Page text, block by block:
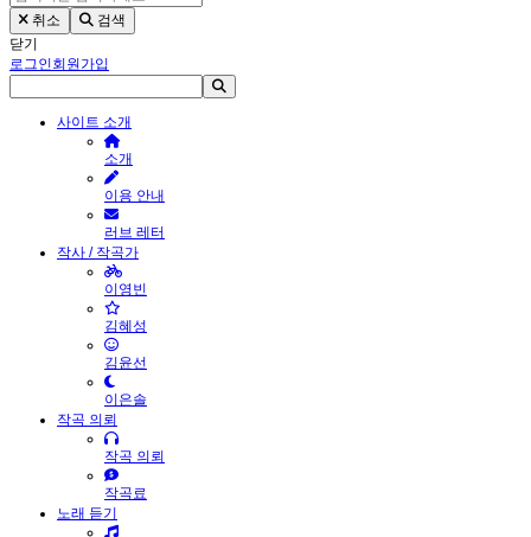
취소
검색
닫기
로그인회원가입
사이트 소개
소개
이용 안내
러브 레터
작사 / 작곡가
이영빈
김혜성
김윤선
이은솔
작곡 의뢰
작곡 의뢰
작곡료
노래 듣기